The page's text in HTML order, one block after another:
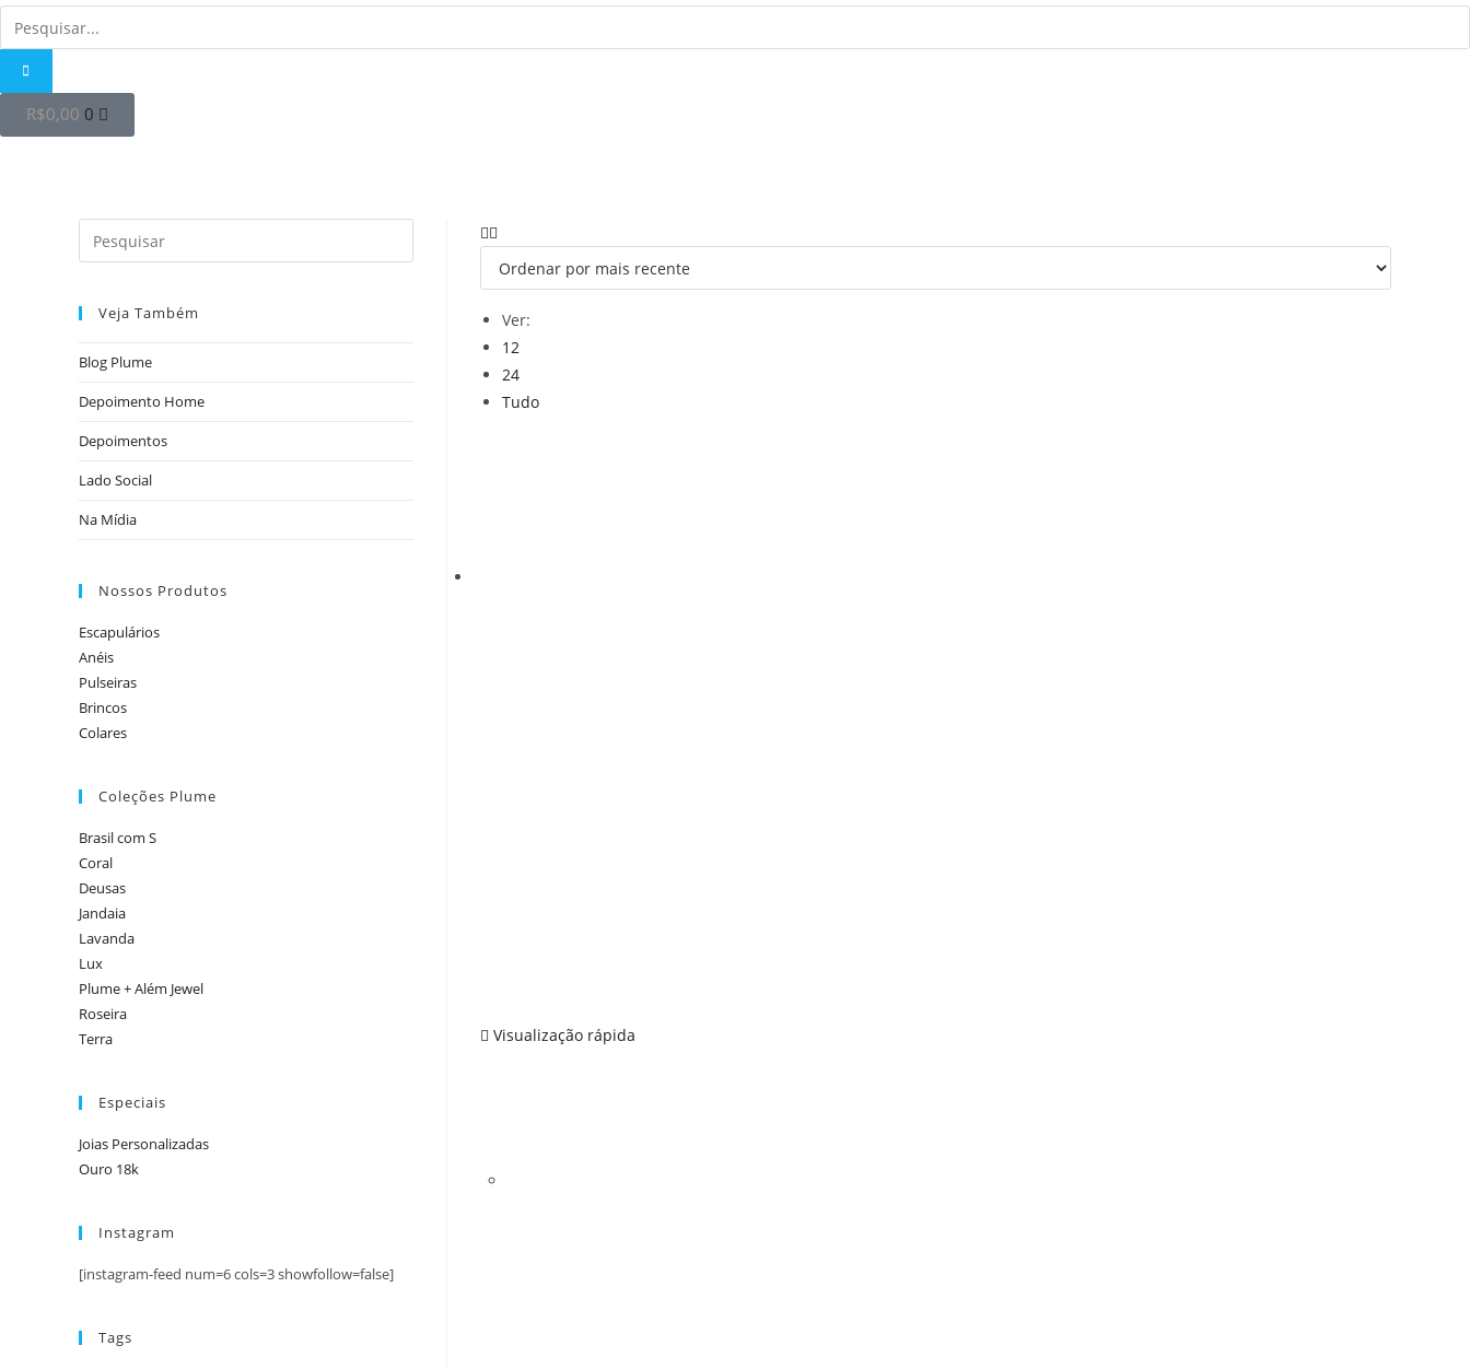
R$0,00 0
Ver:
12
24
Tudo
Visualização rápida
Veja Também
Blog Plume
Depoimento Home
Depoimentos
Lado Social
Na Mídia
Nossos Produtos
Escapulários
Anéis
Pulseiras
Brincos
Colares
Coleções Plume
Brasil com S
Coral
Deusas
Jandaia
Lavanda
Lux
Plume + Além Jewel
Roseira
Terra
Especiais
Joias Personalizadas
Ouro 18k
Instagram
[instagram-feed num=6 cols=3 showfollow=false]
Tags